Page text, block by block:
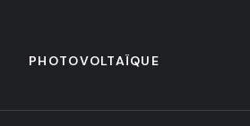
PHOTOVOLTAÏQUE